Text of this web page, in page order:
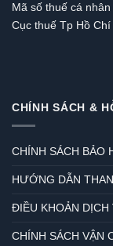
Mã số thuế cá
Cục thuế Tp Hồ Chí
CHÍNH SÁCH &
CHÍNH SÁCH BẢO
HƯỚNG DẪN
ĐIỀU KHOẢN DỊCH
CHÍNH SÁCH VẬN